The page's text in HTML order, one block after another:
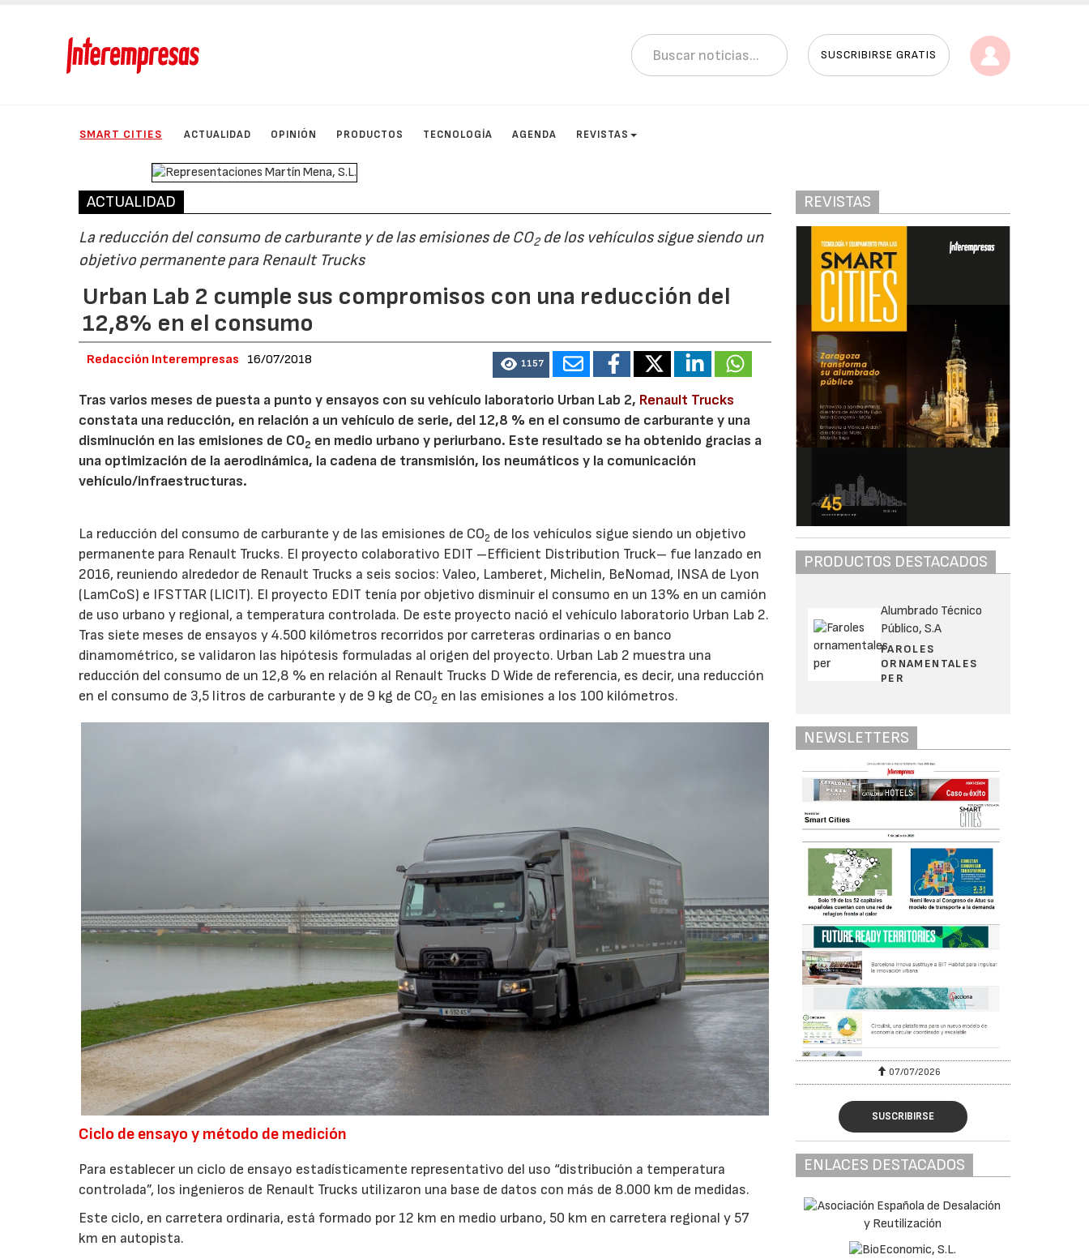
SUSCRIBIRSE GRATIS
SMART CITIES ACTUALIDAD OPINIÓN PRODUCTOS TECNOLOGÍA AGENDA REVISTAS
ACTUALIDAD
La reducción del consumo de carburante y de las emisiones de CO2de los vehículos sigue siendo un
objetivo permanente para Renault Trucks
Urban Lab 2 cumple sus compromisos con una reducción del
12,8% en el consumo
Redacción Interempresas 16/07/2018 1157
Tras varios meses de puesta a punto y ensayos con su vehículo laboratorio Urban Lab 2, Renault Trucks
constata una reducción, en relación a un vehículo de serie, del 12,8 % en el consumo de carburante y una
disminución en las emisiones de CO2 en medio urbano y periurbano. Este resultado se ha obtenido gracias a
una optimización de la aerodinámica, la cadena de transmisión, los neumáticos y la comunicación
vehículo/infraestructuras.
La reducción del consumo de carburante y de las emisiones de CO2 de los vehículos sigue siendo un objetivo
permanente para Renault Trucks. El proyecto colaborativo EDIT –Efficient Distribution Truck– fue lanzado en
2016, reuniendo alrededor de Renault Trucks a seis socios: Valeo, Lamberet, Michelin, BeNomad, INSA de Lyon
(LamCoS) e IFSTTAR (LICIT). El proyecto EDIT tenía por objetivo disminuir el consumo en un 13% en un camión
de uso urbano y regional, a temperatura controlada. De este proyecto nació el vehículo laboratorio Urban Lab 2.
Tras siete meses de ensayos y 4.500 kilómetros recorridos por carreteras ordinarias o en banco
dinamométrico, se validaron las hipótesis formuladas al origen del proyecto. Urban Lab 2 muestra una
reducción del consumo de un 12,8 % en relación al Renault Trucks D Wide de referencia, es decir, una reducción
en el consumo de 3,5 litros de carburante y de 9 kg de CO2 en las emisiones a los 100 kilómetros.
Ciclo de ensayo y método de medición
Para establecer un ciclo de ensayo estadísticamente representativo del uso “distribución a temperatura
controlada”, los ingenieros de Renault Trucks utilizaron una base de datos con más de 8.000 km de medidas.
Este ciclo, en carretera ordinaria, está formado por 12 km en medio urbano, 50 km en carretera regional y 57
km en autopista.
REVISTAS
PRODUCTOS DESTACADOS
Alumbrado Técnico
Público, S.A
FAROLES
ORNAMENTALES
PER
NEWSLETTERS
07/07/2026 21/07/2026 07/07/2026
SUSCRIBIRSE
ENLACES DESTACADOS